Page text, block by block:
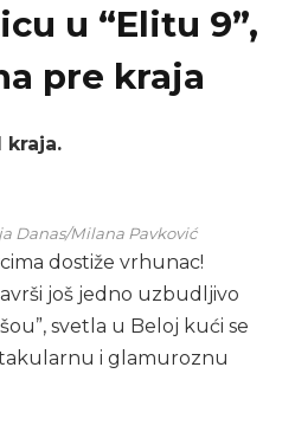
u “Elitu 9”,
pre kraja
kraja.
Danas/Milana Pavković
dostiže vrhunac!
još jedno uzbudljivo
svetla u Beloj kući se
i glamuroznu